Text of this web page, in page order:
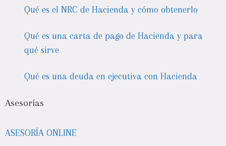
Qué es el NRC de Hacienda y cómo obtenerlo
Qué es una carta de pago de Hacienda y para
qué sirve
Qué es una deuda en ejecutiva con Hacienda
Asesorías
ASESORÍA ONLINE